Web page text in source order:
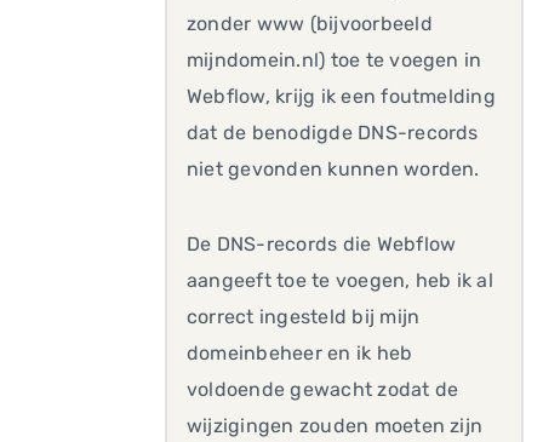
zonder www (bijvoorbeeld
mijndomein.nl) toe te voegen in
Webflow, krijg ik een foutmelding
dat de benodigde DNS-records
niet gevonden kunnen worden.
De DNS-records die Webflow
aangeeft toe te voegen, heb ik al
correct ingesteld bij mijn
domeinbeheer en ik heb
voldoende gewacht zodat de
wijzigingen zouden moeten zijn